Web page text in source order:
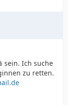
sein. Ich suche
zu retten.